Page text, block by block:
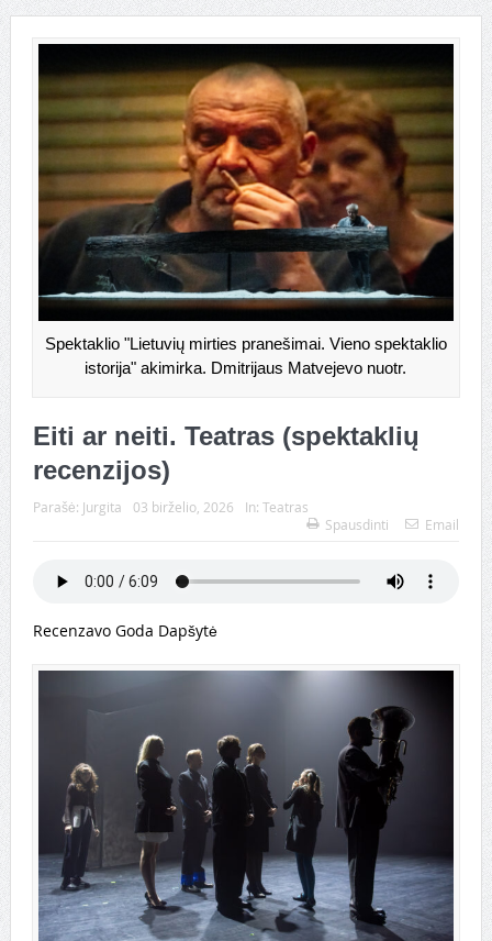
Spektaklio "Lietuvių mirties pranešimai. Vieno spektaklio
istorija" akimirka. Dmitrijaus Matvejevo nuotr.
Eiti ar neiti. Teatras (spektaklių
recenzijos)
Parašė: Jurgita 03 birželio, 2026 In: Teatras
Spausdinti
Email
Recenzavo Goda Dapšytė